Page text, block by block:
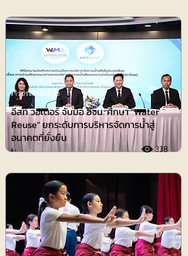
อีสท์ วอเตอร์ จับมือ อจน. ศึกษา "Water
Reuse" ยกระดับการบริหารจัดการน้ำสู่
อนาคตที่ยั่งยืน
338
ข่าวประชาสัมพันธ์